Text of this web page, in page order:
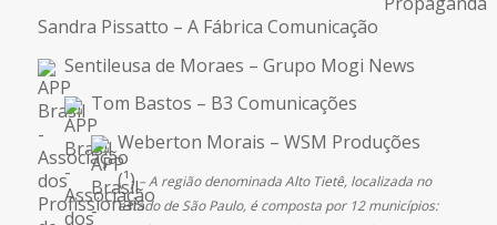
Sandra Pissatto – A Fábrica Comunicação
Sentileusa de Moraes – Grupo Mogi News
Tom Bastos – B3 Comunicações
Weberton Morais – WSM Produções
(¹)– A região denominada Alto Tietê, localizada no
estado de São Paulo, é composta por 12 municípios: